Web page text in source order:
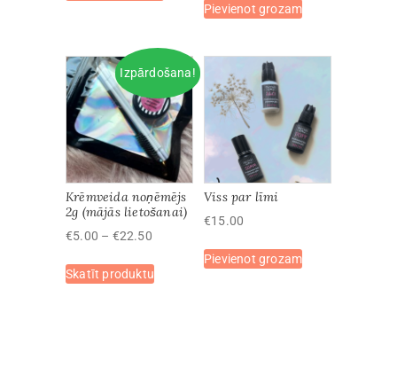
€80.00.€40.00.
Pievienot grozam
Izpārdošana!
Krēmveida noņēmējs
2g (mājās lietošanai)
€5.00 – €22.50Price
€5.00
Skatīt produktuproduct
Viss par līmi
€15.00
Pievienot grozam